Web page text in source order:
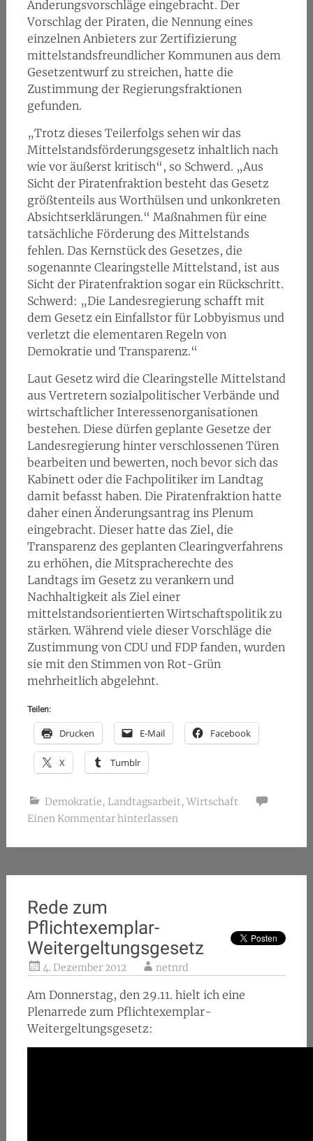
Änderungsvorschläge eingebracht. Der
Vorschlag der Piraten, die Nennung eines
einzelnen Anbieters zur Zertifizierung
mittelstandsfreundlicher Kommunen aus dem
Gesetzentwurf zu streichen, hatte die
Zustimmung der Regierungsfraktionen
gefunden.
„Trotz dieses Teilerfolgs sehen wir das
Mittelstandsförderungsgesetz inhaltlich nach
wie vor äußerst kritisch“, so Schwerd. „Aus
Sicht der Piratenfraktion besteht das Gesetz
größtenteils aus Worthülsen und unkonkreten
Absichtserklärungen.“ Maßnahmen für eine
tatsächliche Förderung des Mittelstands
fehlen. Das Kernstück des Gesetzes, die
sogenannte Clearingstelle Mittelstand, ist aus
Sicht der Piratenfraktion sogar ein Rückschritt.
Schwerd: „Die Landesregierung schafft mit
dem Gesetz ein Einfallstor für Lobbyismus und
verletzt die elementaren Regeln von
Demokratie und Transparenz.“
Laut Gesetz wird die Clearingstelle Mittelstand
aus Vertretern sozialpolitischer Verbände und
wirtschaftlicher Interessenorganisationen
bestehen. Diese dürfen geplante Gesetze der
Landesregierung hinter verschlossenen Türen
bearbeiten und bewerten, noch bevor sich das
Kabinett oder die Fachpolitiker im Landtag
damit befasst haben. Die Piratenfraktion hatte
daher einen Änderungsantrag ins Plenum
eingebracht. Dieser hatte das Ziel, die
Transparenz des geplanten Clearingverfahrens
zu erhöhen, die Mitspracherechte des
Landtags im Gesetz zu verankern und
Nachhaltigkeit als Ziel einer
mittelstandsorientierten Wirtschaftspolitik zu
stärken. Während viele dieser Vorschläge die
Zustimmung von CDU und FDP fanden, wurden
sie mit den Stimmen von Rot-Grün
mehrheitlich abgelehnt.
Teilen:
Drucken E-Mail Facebook
X Tumblr
Demokratie, Landtagsarbeit, Wirtschaft
Einen Kommentar hinterlassen
Rede zum
Pflichtexemplar-
Weitergeltungsgesetz
4. Dezember 2012 netnrd
Am Donnerstag, den 29.11. hielt ich eine
Plenarrede zum Pflichtexemplar-
Weitergeltungsgesetz: